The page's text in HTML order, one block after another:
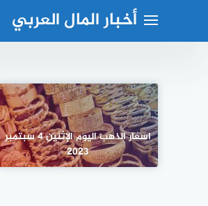
أخبار المال العربي
اسعار الذهب اليوم الإثنين 4 سبتمبر
2023